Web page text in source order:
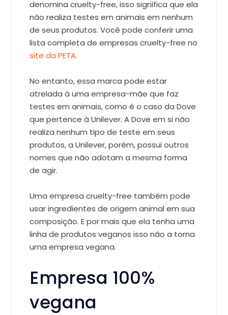
denomina cruelty-free, isso significa que ela
não realiza testes em animais em nenhum
de seus produtos. Você pode conferir uma
lista completa de empresas cruelty-free no
site da PETA.
No entanto, essa marca pode estar
atrelada à uma empresa-mãe que faz
testes em animais, como é o caso da Dove
que pertence à Unilever. A Dove em si não
realiza nenhum tipo de teste em seus
produtos, a Unilever, porém, possui outros
nomes que não adotam a mesma forma
de agir.
Uma empresa cruelty-free também pode
usar ingredientes de origem animal em sua
composição. E por mais que ela tenha uma
linha de produtos veganos isso não a torna
uma empresa vegana.
Empresa 100%
vegana